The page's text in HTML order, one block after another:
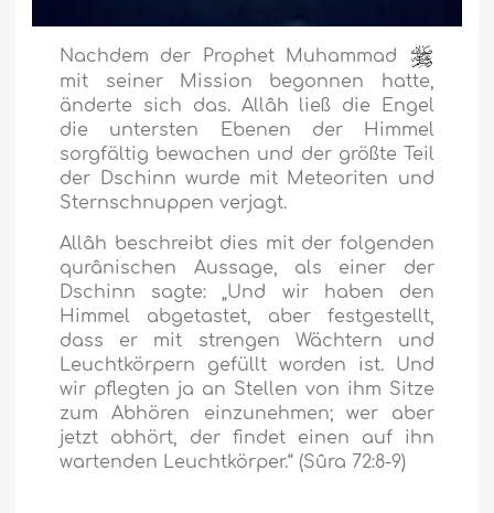
Nachdem der Prophet Muhammad
mit seiner Mission begonnen hatte,
änderte sich das. Allâh ließ die Engel
die untersten Ebenen der Himmel
sorgfältig bewachen und der größte Teil
der Dschinn wurde mit Meteoriten und
Sternschnuppen verjagt.
Allâh beschreibt dies mit der folgenden
qurânischen Aussage, als einer der
Dschinn sagte:„Und wir haben den
Himmel abgetastet, aber festgestellt,
dass er mit strengen Wächtern und
Leuchtkörpern gefüllt worden ist. Und
wir pflegten ja an Stellen von ihm Sitze
zum Abhören einzunehmen; wer aber
jetzt abhört, der findet einen auf ihn
wartenden Leuchtkörper.“ (Sûra 72:8-9)